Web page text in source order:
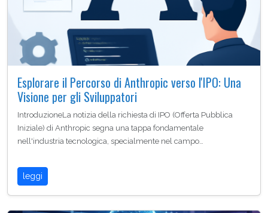
Esplorare il Percorso di Anthropic verso l'IPO: Una
Visione per gli Sviluppatori
IntroduzioneLa notizia della richiesta di IPO (Offerta Pubblica
Iniziale) di Anthropic segna una tappa fondamentale
nell'industria tecnologica, specialmente nel campo…
leggi